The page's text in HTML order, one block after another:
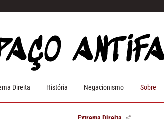
Direita História Negacionismo Sobre